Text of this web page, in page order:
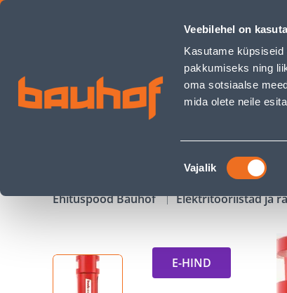
Veebilehel on
Kasutame
pakkumiseks ning
oma sotsiaalse
mida olete neile
Nõusoleku
valik
Vajalik
TEEMANT-AUGUSAAG KWB, M14, 25MM - Bauhof has
Äriklienditeenindus
KAMPAANIAD
Ehituspood Bauhof Elektritööriistad ja
E-HIND